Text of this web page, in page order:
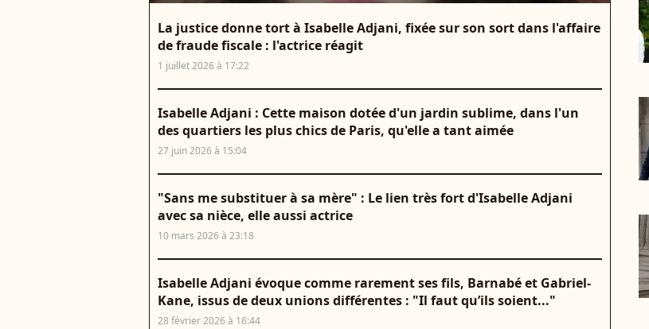
La justice donne tort à Isabelle Adjani, fixée sur son sort dans l'affaire
de fraude fiscale : l'actrice réagit
1 juillet 2026 à 17:22
Isabelle Adjani : Cette maison dotée d'un jardin sublime, dans l'un
des quartiers les plus chics de Paris, qu'elle a tant aimée
27 juin 2026 à 15:04
"Sans me substituer à sa mère" : Le lien très fort d'Isabelle Adjani
avec sa nièce, elle aussi actrice
10 mars 2026 à 23:18
Isabelle Adjani évoque comme rarement ses fils, Barnabé et Gabriel-
Kane, issus de deux unions différentes : "Il faut qu’ils soient..."
28 février 2026 à 16:44